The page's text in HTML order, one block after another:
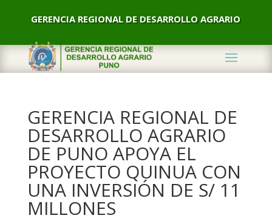
GERENCIA REGIONAL DE DESARROLLO AGRARIO
GERENCIA REGIONAL DE
DESARROLLO AGRARIO
DE PUNO APOYA EL
PROYECTO QUINUA CON
UNA INVERSIÓN DE S/ 11
MILLONES